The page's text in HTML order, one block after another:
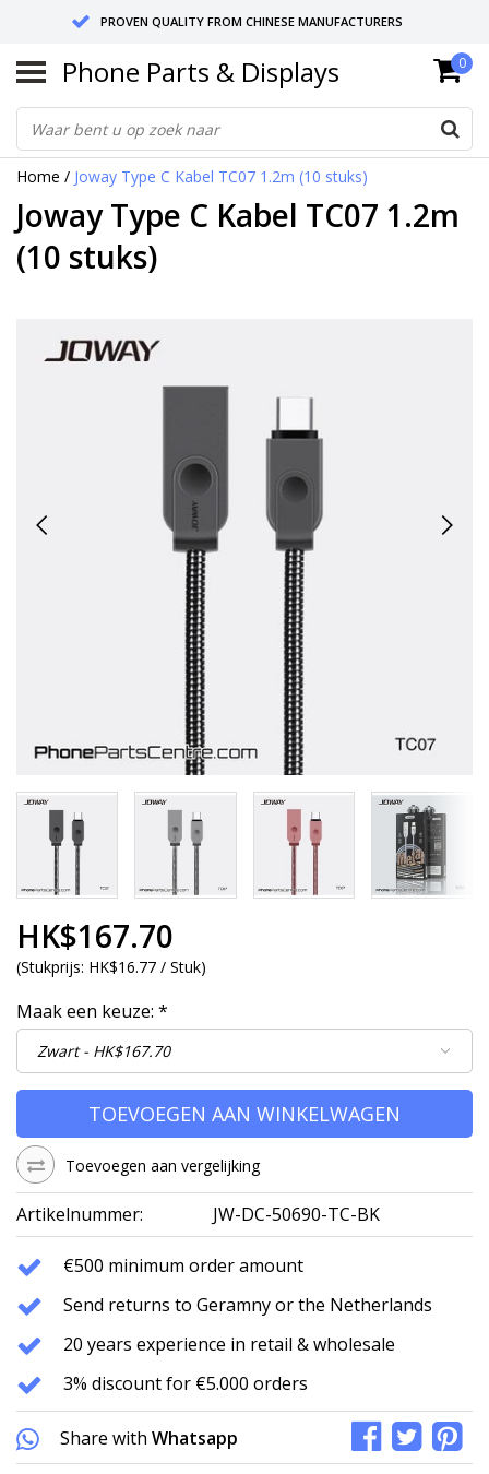
PROVEN QUALITY FROM CHINESE MANUFACTURERS
SEND RETURNS TO GERMANY OR NETHERLANDS
10 DAY SHIPPING
Phone Parts & Displays 0
Home / Joway Type C Kabel TC07 1.2m (10 stuks)
Joway Type C Kabel TC07 1.2m
(10 stuks)
HK$167.70
(Stukprijs: HK$16.77 / Stuk)
Maak een keuze: *
TOEVOEGEN AAN WINKELWAGEN
Toevoegen aan vergelijking
Artikelnummer: JW-DC-50690-TC-BK
€500 minimum order amount
Send returns to Geramny or the Netherlands
20 years experience in retail & wholesale
3% discount for €5.000 orders
Share with Whatsapp